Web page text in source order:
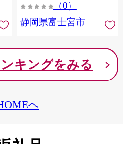
（0）
静岡県富士宮市
キングをみる
へ